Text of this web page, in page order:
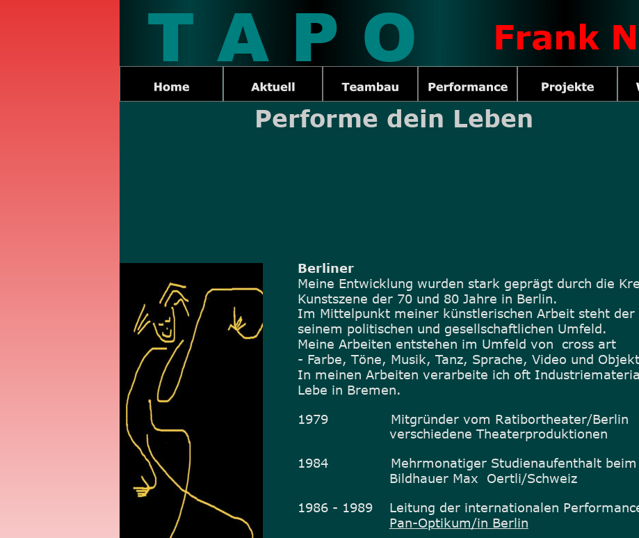
T A P O Frank
Berliner
Meine Entwicklung wurden stark geprägt durch die
Kunstszene der 70 und 80 Jahre in Berlin.
Im Mittelpunkt meiner künstlerischen Arbeit steht der
seinem politischen und gesellschaftlichen Umfeld.
Meine Arbeiten entstehen im Umfeld von  cross art
- Farbe, Töne, Musik, Tanz, Sprache, Video und
In meinen Arbeiten verarbeite ich oft
Lebe in Bremen.
1979               Mitgründer vom Ratibortheater/Berlin
                      verschiedene Theaterproduktionen
1984               Mehrmonatiger Studienaufenthalt beim
                      Bildhauer Max  Oertli/Schweiz
1986 - 1989    Leitung der internationalen
Pan-Optikum/in Berlin
Performe dein Leben